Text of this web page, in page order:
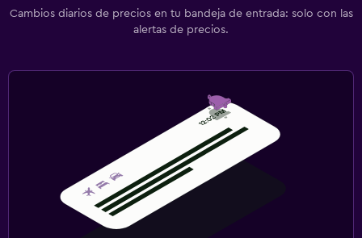
Cambios diarios de precios en tu bandeja de entrada: solo con las
alertas de precios.